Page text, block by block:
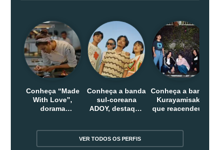
Conheça “Made
With Love”,
dorama
Conheça a banda
sul-coreana
ADOY, destaque
Conheça a banda
Kurayamisaka
que reacendeu o
VER TODOS OS PERFIS